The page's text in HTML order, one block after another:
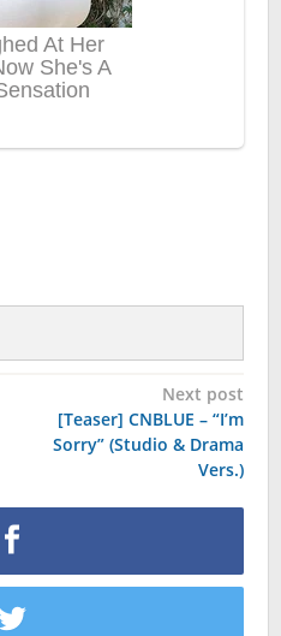
Next post
[Teaser] CNBLUE – “I’m
Sorry” (Studio & Drama
Vers.)